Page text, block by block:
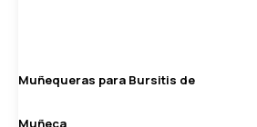
Muñequeras para Bursitis de
Muñeca